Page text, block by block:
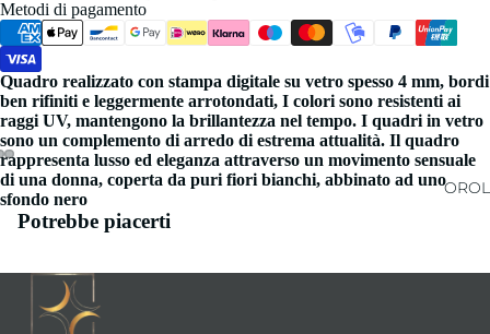
Metodi di pagamento
Quadro realizzato con stampa digitale su vetro spesso 4 mm, bordi
ben rifiniti e leggermente arrotondati, I colori sono resistenti ai
raggi UV, mantengono la brillantezza nel tempo. I quadri in vetro
sono un complemento di arredo di estrema attualità. Il quadro
rappresenta lusso ed eleganza attraverso un movimento sensuale
di una donna, coperta da puri fiori bianchi, abbinato ad uno
sfondo nero
Potrebbe piacerti